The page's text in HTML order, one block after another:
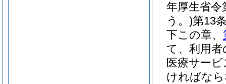
年厚生省令
う。)第13
下この章、
て、利用
医療サー
ければな